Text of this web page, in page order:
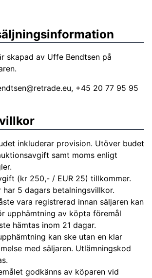
skapad av Uffe Bendtsen på
, +45 20 77 95 95
inkluderar provision. Utöver budet
samt moms enligt
(kr 250,- / EUR 25) tillkommer.
5 dagars betalningsvillkor.
vara registrerad innan säljaren kan
upphämtning av köpta föremål
hämtas inom 21 dagar.
kan ske utan en klar
med säljaren. Utlämningskod
godkänns av köparen vid